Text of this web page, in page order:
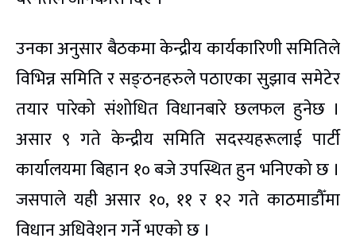
उनका अनुसार बैठकमा केन्द्रीय कार्यकारिणी समितिले
विभिन्न समिति र सङ्ठनहरुले पठाएका सुझाव समेटेर
तयार पारेको संशोधित विधानबारे छलफल हुनेछ ।
असार ९ गते केन्द्रीय समिति सदस्यहरूलाई पार्टी
कार्यालयमा बिहान १० बजे उपस्थित हुन भनिएको छ ।
जसपाले यही असार १०, ११ र १२ गते काठमाडौँमा
विधान अधिवेशन गर्ने भएको छ ।